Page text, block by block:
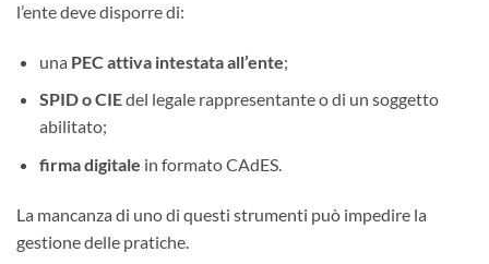
l’ente deve disporre di:
una PEC attiva intestata all’ente;
SPID o CIEdel legale rappresentante o di un soggetto
abilitato;
firma digitale in formato CAdES.
La mancanza di uno di questi strumenti può impedire la
gestione delle pratiche.